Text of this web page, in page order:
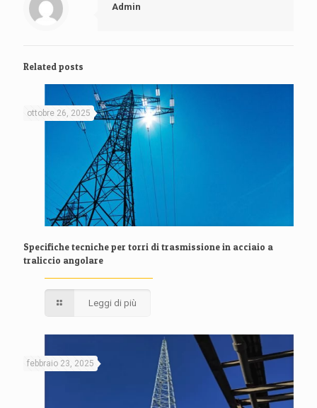
Admin
Related posts
ottobre 26, 2025
Specifiche tecniche per torri di trasmissione in acciaio a
traliccio angolare
Leggi di più
febbraio 23, 2025